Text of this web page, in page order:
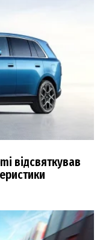
відсвяткував